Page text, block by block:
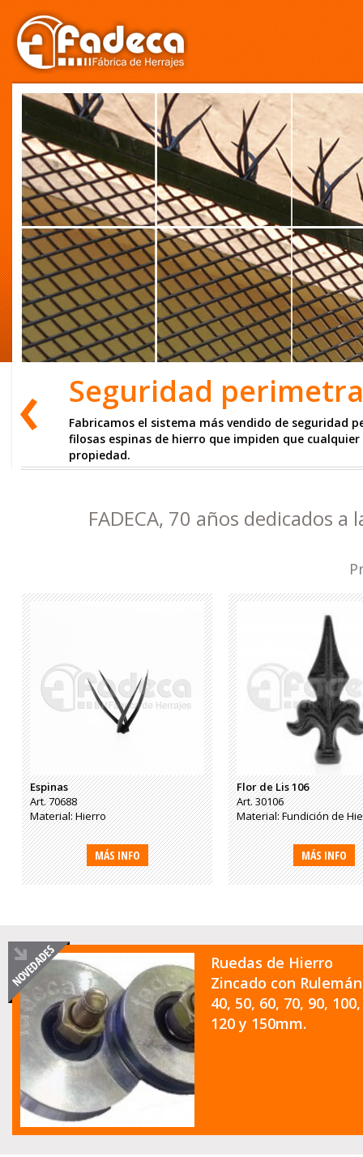
Seguridad
Fabricamos el sistema más vendido de seguridad
filosas espinas de hierro que impiden que
propiedad.
FADECA, 70 años dedicados
Espinas
Art. 70688
Material: Hierro
MÁS INFO
Flor de Lis 106
Art. 30106
Material: Fundición de
MÁS INFO
Ruedas de Hierro
Zincado con
40, 50, 60, 70, 90, 100,
120 y 150mm.